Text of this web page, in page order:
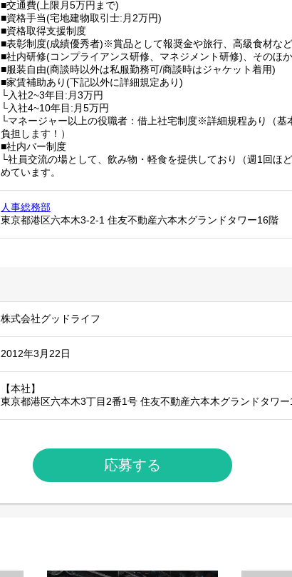
■交通費(上限月5万円まで)
■資格手当(宅地建物取引士:月2万円)
■資格取得支援制度
■表彰制度(成績優秀者)※賞品として報奨金や旅行、高級食材な
■社内研修(コンプライアンス研修、マネジメント研修)、そのほ
■服装自由(商談時以外は私服勤務可/商談時はジャケット着用)
■家賃補助あり(下記以外に詳細規定あり)
└入社2~3年目:月3万円
└入社4~10年目:月5万円
└マネージャー以上の役職者：借上社宅制度※詳細規程あり（基
負担します！）
■社内バー制度
└社員交流の場として、飲み物・軽食を提供しており（週1回ほ
めています。
人事総務部
東京都港区六本木3-2-1 住友不動産六本木グランドタワー16階
株式会社グッドライフ
2012年3月22日
【本社】
東京都港区六本木3丁目2番1号 住友不動産六本木グランドタワ
応募する